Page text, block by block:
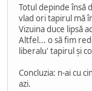
Totul depinde însă
vlad ori tapirul mă
Vizuina duce lipsă
Altfel... o să fim
liberalu' tapirul și
Concluzia: n-ai cu
azi.